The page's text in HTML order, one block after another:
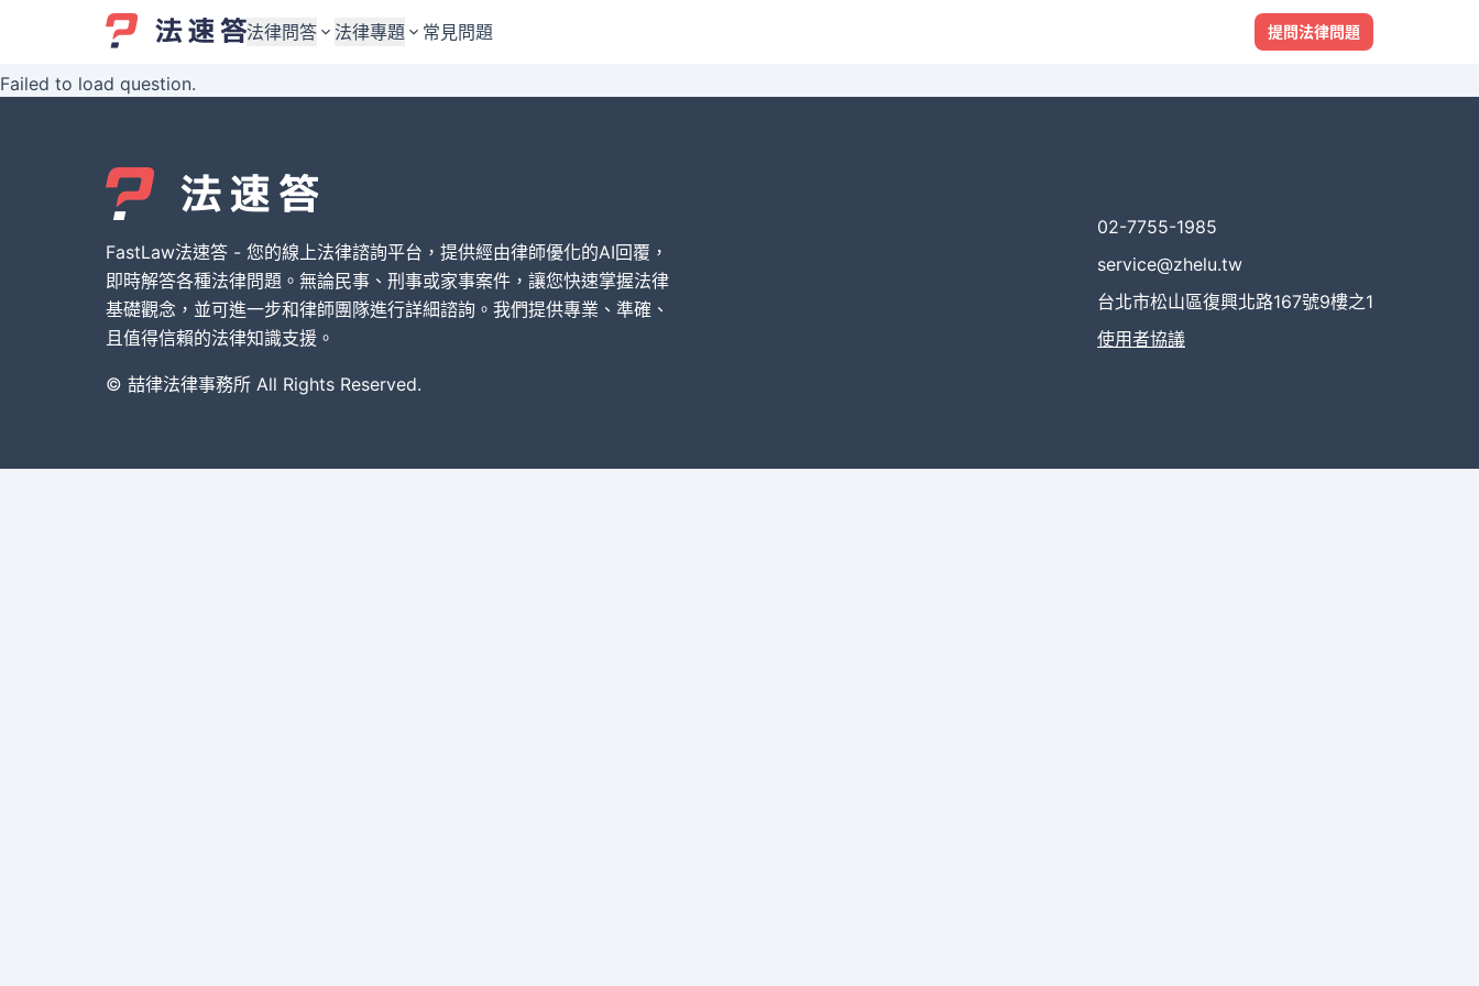
法律問答
婚姻與監護權
債務與債權
刑事犯罪案件
其他案件類型
法律專題
婚姻與監護權
債務與債權
刑事犯罪案件
其他案件類型
常見問題 提問法律問題
Failed to load question.
FastLaw法速答 - 您的線上法律諮詢平台，提供經由律師優化的AI回覆，
即時解答各種法律問題。無論民事、刑事或家事案件，讓您快速掌握法律
基礎觀念，並可進一步和律師團隊進行詳細諮詢。我們提供專業、準確、
且值得信賴的法律知識支援。
© 喆律法律事務所 All Rights Reserved.
02-7755-1985
service@zhelu.tw
台北市松山區復興北路167號9樓之1
使用者協議